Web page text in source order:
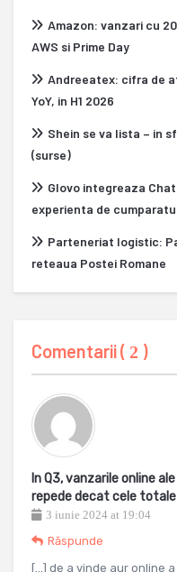
Amazon: vanzari cu
AWS si Prime Day
Andreeatex: cifra de
YoY, in H1 2026
Shein se va lista – in
(surse)
Glovo integreaza
experienta de
Parteneriat logistic:
reteaua Postei Romane
Comentarii ( 2 )
In Q3, vanzarile online
repede decat cele totale
3 iunie 2024 at 19:04
Răspunde
[…] de a vinde aur online